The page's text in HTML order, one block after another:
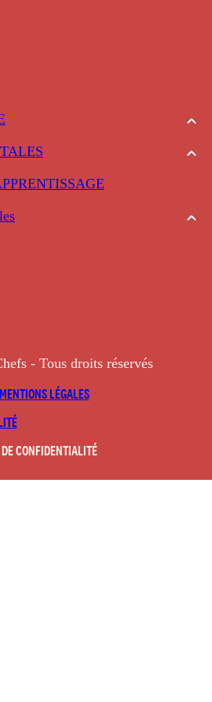
- Tous droits réservés
MENTIONS LÉGALES
CONFIDENTIALITÉ